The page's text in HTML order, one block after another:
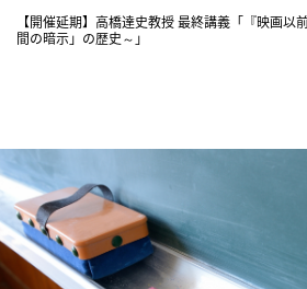
【開催延期】高橋達史教授 最終講義「『映画以
間の暗示」の歴史～」